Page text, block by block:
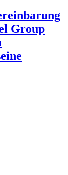
Group